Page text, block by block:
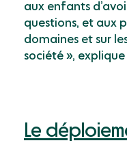
aux enfants
questions, et aux
domaines et sur
société »,
Le